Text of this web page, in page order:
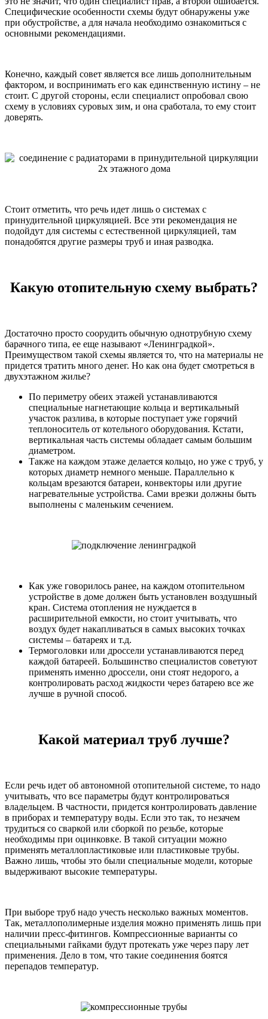
Специфические особенности схемы будут обнаружены уже
при обустройстве, а для начала необходимо ознакомиться с
основными рекомендациями.
Конечно, каждый совет является все лишь дополнительным
фактором, и воспринимать его как единственную истину – не
стоит. С другой стороны, если специалист опробовал свою
схему в условиях суровых зим, и она сработала, то ему стоит
доверять.
Стоит отметить, что речь идет лишь о системах с
принудительной циркуляцией. Все эти рекомендация не
подойдут для системы с естественной циркуляцией, там
понадобятся другие размеры труб и иная разводка.
Какую отопительную схему выбрать?
Достаточно просто соорудить обычную однотрубную схему
барачного типа, ее еще называют «Ленинградкой».
Преимуществом такой схемы является то, что на материалы не
придется тратить много денег. Но как она будет смотреться в
двухэтажном жилье?
По периметру обеих этажей устанавливаются
специальные нагнетающие кольца и вертикальный
участок разлива, в которые поступает уже горячий
теплоноситель от котельного оборудования. Кстати,
вертикальная часть системы обладает самым большим
диаметром.
Также на каждом этаже делается кольцо, но уже с труб, у
которых диаметр немного меньше. Параллельно к
кольцам врезаются батареи, конвекторы или другие
нагревательные устройства. Сами врезки должны быть
выполнены с маленьким сечением.
Как уже говорилось ранее, на каждом отопительном
устройстве в доме должен быть установлен воздушный
кран. Система отопления не нуждается в
расширительной емкости, но стоит учитывать, что
воздух будет накапливаться в самых высоких точках
системы – батареях и т.д.
Термоголовки или дроссели устанавливаются перед
каждой батареей. Большинство специалистов советуют
применять именно дроссели, они стоят недорого, а
контролировать расход жидкости через батарею все же
лучше в ручной способ.
Какой материал труб лучше?
Если речь идет об автономной отопительной системе, то надо
учитывать, что все параметры будут контролироваться
владельцем. В частности, придется контролировать давление
в приборах и температуру воды. Если это так, то незачем
трудиться со сваркой или сборкой по резьбе, которые
необходимы при оцинковке. В такой ситуации можно
применять металлопластиковые или пластиковые трубы.
Важно лишь, чтобы это были специальные модели, которые
выдерживают высокие температуры.
При выборе труб надо учесть несколько важных моментов.
Так, металлополимерные изделия можно применять лишь при
наличии пресс-фитингов. Компрессионные варианты со
специальными гайками будут протекать уже через пару лет
применения. Дело в том, что такие соединения боятся
перепадов температур.